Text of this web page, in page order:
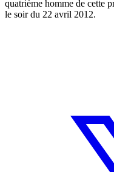
quatrième homme de cette
le soir du 22 avril 2012.